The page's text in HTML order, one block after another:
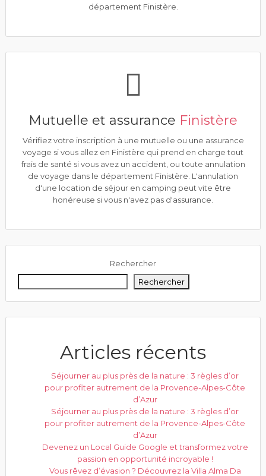
département Finistère.
Mutuelle et assurance Finistère
Vérifiez votre inscription à une mutuelle ou une assurance
voyage si vous allez en Finistère qui prend en charge tout
frais de santé si vous avez un accident, ou toute annulation
de voyage dans le département Finistère. L'annulation
d'une location de séjour en camping peut vite être
honéreuse si vous n'avez pas d'assurance.
Rechercher
Rechercher
Articles récents
Séjourner au plus près de la nature : 3 règles d’or
pour profiter autrement de la Provence-Alpes-Côte
d’Azur
Séjourner au plus près de la nature : 3 règles d’or
pour profiter autrement de la Provence-Alpes-Côte
d’Azur
Devenez un Local Guide Google et transformez votre
passion en opportunité incroyable !
Vous rêvez d’évasion ? Découvrez la Villa Alma Da